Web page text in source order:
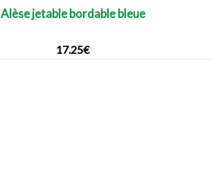
Alèse jetable bordable bleue
17.25€